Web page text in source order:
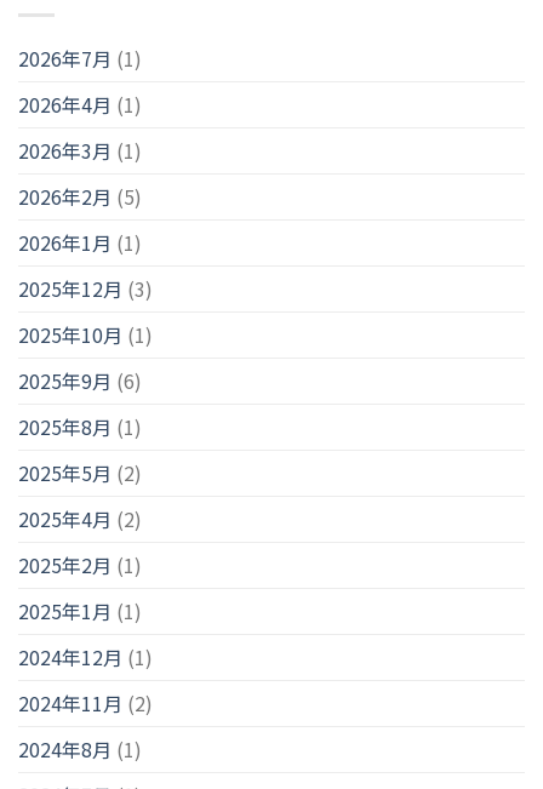
2026年7月 (1)
2026年4月 (1)
2026年3月 (1)
2026年2月 (5)
2026年1月 (1)
2025年12月 (3)
2025年10月 (1)
2025年9月 (6)
2025年8月 (1)
2025年5月 (2)
2025年4月 (2)
2025年2月 (1)
2025年1月 (1)
2024年12月 (1)
2024年11月 (2)
2024年8月 (1)